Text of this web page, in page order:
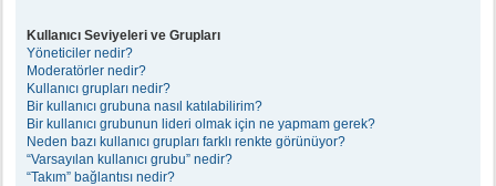
Kullanıcı Seviyeleri ve Grupları
Yöneticiler nedir?
Moderatörler nedir?
Kullanıcı grupları nedir?
Bir kullanıcı grubuna nasıl katılabilirim?
Bir kullanıcı grubunun lideri olmak için ne yapmam gerek?
Neden bazı kullanıcı grupları farklı renkte görünüyor?
“Varsayılan kullanıcı grubu” nedir?
“Takım” bağlantısı nedir?